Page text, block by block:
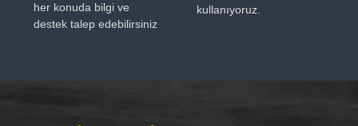
her konuda bilgi ve
destek talep edebilirsiniz
kullanıyoruz.